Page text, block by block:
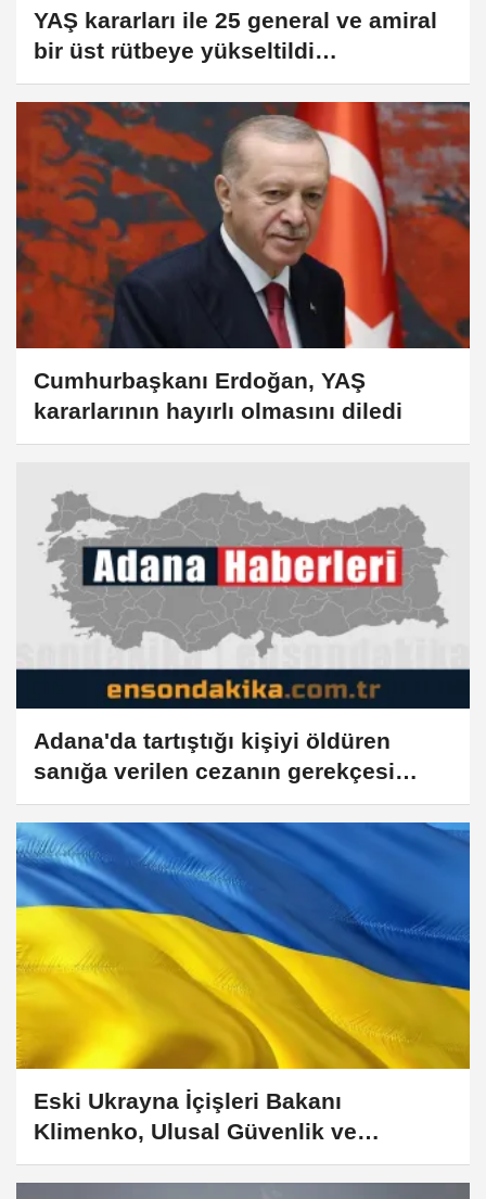
YAŞ kararları ile 25 general ve amiral
bir üst rütbeye yükseltildi
(GÜNCELLEME)
Cumhurbaşkanı Erdoğan, YAŞ
kararlarının hayırlı olmasını diledi
Adana'da tartıştığı kişiyi öldüren
sanığa verilen cezanın gerekçesi
açıklandı
Eski Ukrayna İçişleri Bakanı
Klimenko, Ulusal Güvenlik ve
Savunma Konseyi Sekreteri olarak